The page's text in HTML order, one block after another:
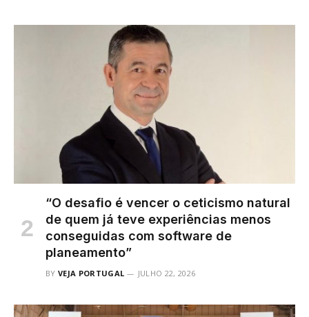
“O desafio é vencer o ceticismo natural
de quem já teve experiências menos
conseguidas com software de
planeamento”
BY VEJA PORTUGAL JULHO 22, 2026